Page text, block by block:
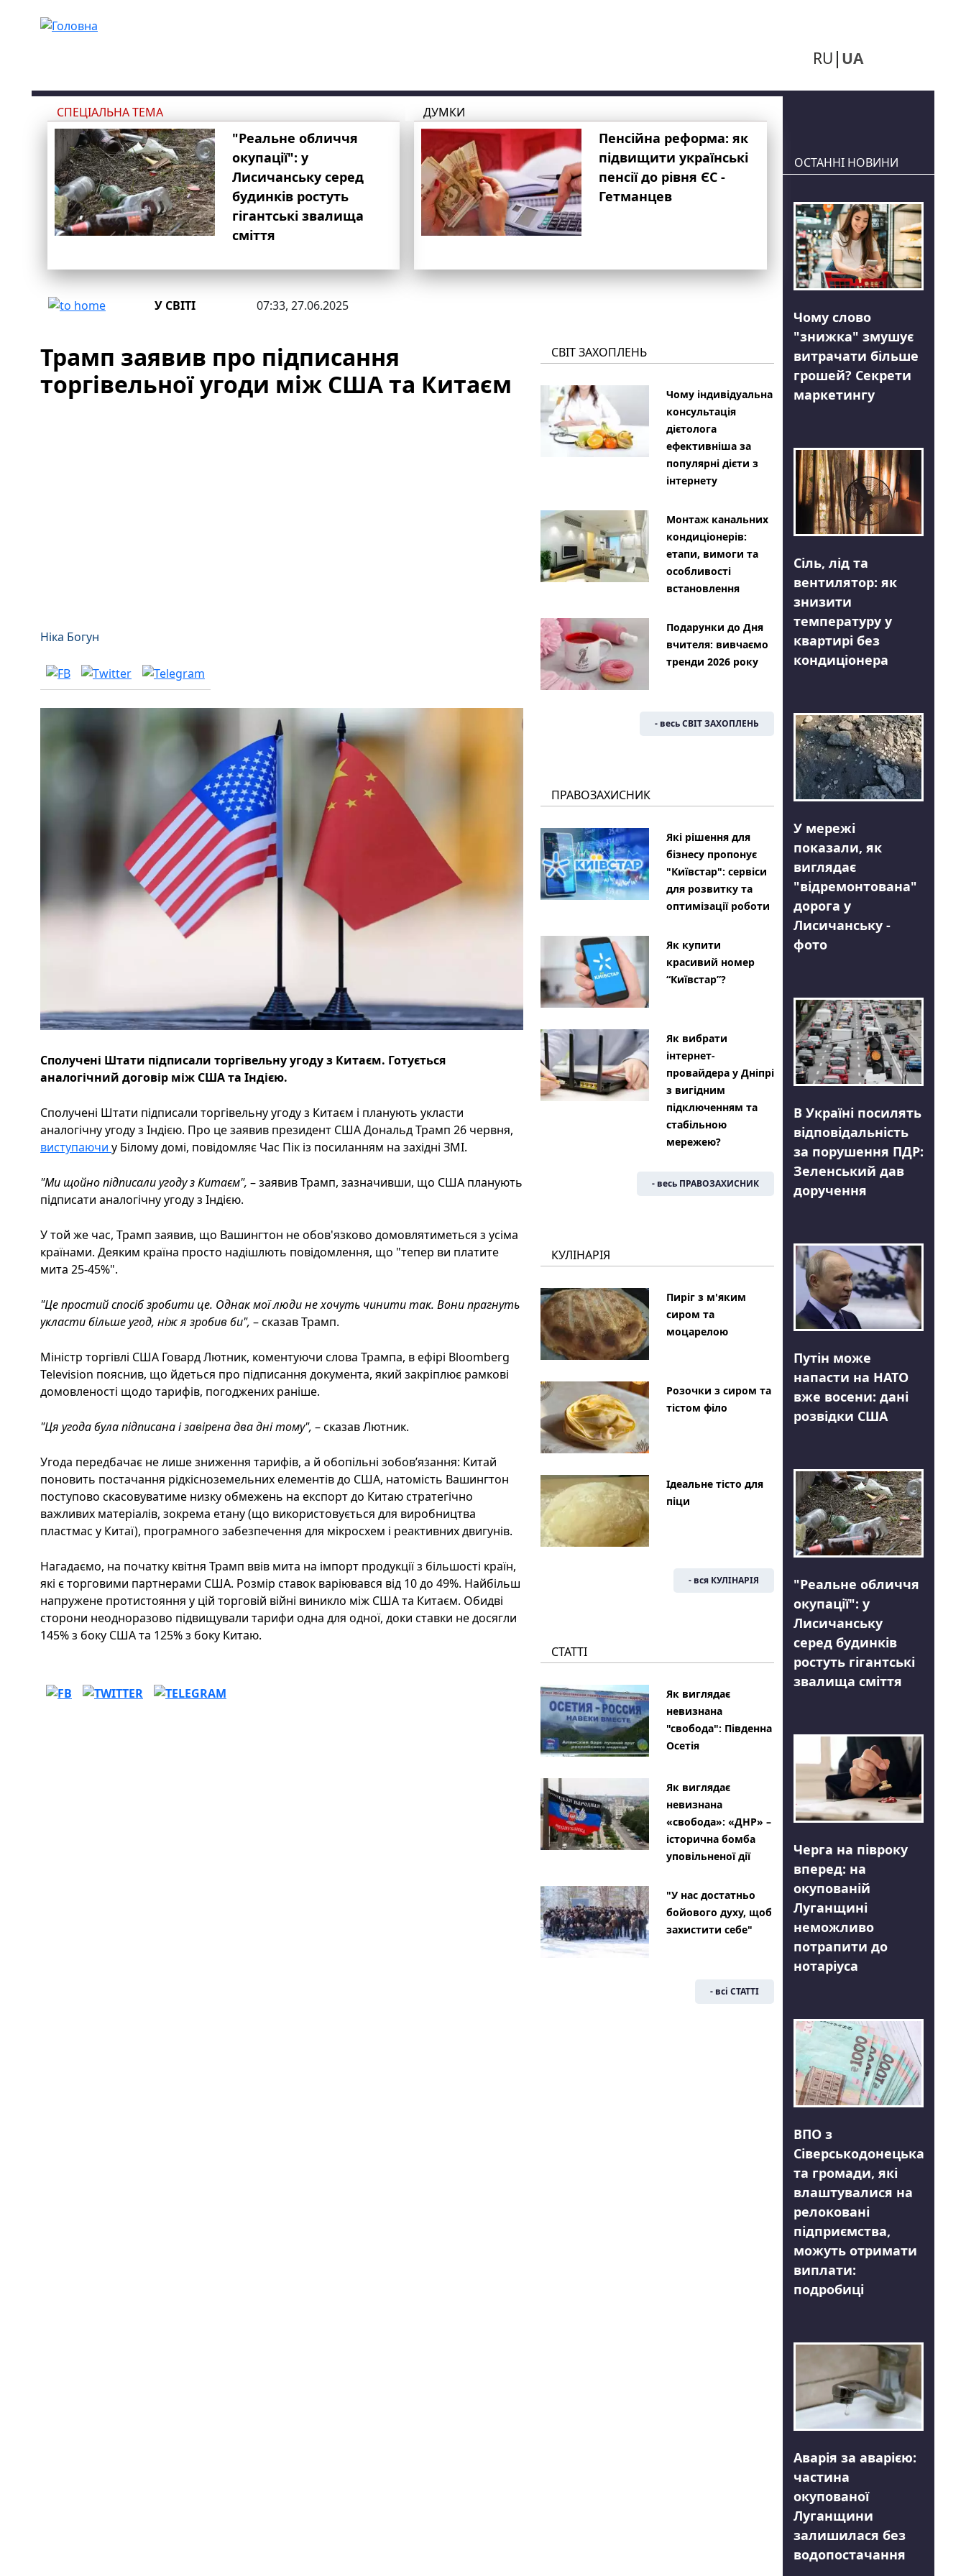
RU UA
СПЕЦІАЛЬНА ТЕМА
"Реальне обличчя
окупації": у
Лисичанську серед
будинків ростуть
гігантські звалища
сміття
ДУМКИ
Пенсійна реформа: як
підвищити українські
пенсії до рівня ЄС -
Гетманцев
У СВІТІ 07:33, 27.06.2025
Трамп заявив про підписання
торгівельної угоди між США та Китаєм
Ніка Богун
Сполучені Штати підписали торгівельну угоду з Китаєм. Готується
аналогічний договір між США та Індією.
Сполучені Штати підписали торгівельну угоду з Китаєм і планують укласти
аналогічну угоду з Індією. Про це заявив президент США Дональд Трамп 26 червня,
виступаючи у Білому домі, повідомляє Час Пік із посиланням на західні ЗМІ.
"Ми щойно підписали угоду з Китаєм", – заявив Трамп, зазначивши, що США планують
підписати аналогічну угоду з Індією.
У той же час, Трамп заявив, що Вашингтон не обов'язково домовлятиметься з усіма
країнами. Деяким країна просто надішлють повідомлення, що "тепер ви платите
мита 25-45%".
"Це простий спосіб зробити це. Однак мої люди не хочуть чинити так. Вони прагнуть
укласти більше угод, ніж я зробив би", – сказав Трамп.
Міністр торгівлі США Говард Лютник, коментуючи слова Трампа, в ефірі Bloomberg
Television пояснив, що йдеться про підписання документа, який закріплює рамкові
домовленості щодо тарифів, погоджених раніше.
"Ця угода була підписана і завірена два дні тому", – сказав Лютник.
Угода передбачає не лише зниження тарифів, а й обопільні зобов’язання: Китай
поновить постачання рідкісноземельних елементів до США, натомість Вашингтон
поступово скасовуватиме низку обмежень на експорт до Китаю стратегічно
важливих матеріалів, зокрема етану (що використовується для виробництва
пластмас у Китаї), програмного забезпечення для мікросхем і реактивних двигунів.
Нагадаємо, на початку квітня Трамп ввів мита на імпорт продукції з більшості країн,
які є торговими партнерами США. Розмір ставок варіювався від 10 до 49%. Найбільш
напружене протистояння у цій торговій війні виникло між США та Китаєм. Обидві
сторони неодноразово підвищували тарифи одна для одної, доки ставки не досягли
145% з боку США та 125% з боку Китаю.
СВІТ ЗАХОПЛЕНЬ
Чому індивідуальна
консультація
дієтолога
ефективніша за
популярні дієти з
інтернету
Монтаж канальних
кондиціонерів:
етапи, вимоги та
особливості
встановлення
Подарунки до Дня
вчителя: вивчаємо
тренди 2026 року
- весь СВІТ ЗАХОПЛЕНЬ
ПРАВОЗАХИСНИК
Які рішення для
бізнесу пропонує
"Київстар": сервіси
для розвитку та
оптимізації роботи
Як купити
красивий номер
“Київстар”?
Як вибрати
інтернет-
провайдера у Дніпрі
з вигідним
підключенням та
стабільною
мережею?
- весь ПРАВОЗАХИСНИК
КУЛІНАРІЯ
Пиріг з м'яким
сиром та
моцарелою
Розочки з сиром та
тістом філо
Ідеальне тісто для
піци
- вся КУЛІНАРІЯ
СТАТТІ
Як виглядає
невизнана
"свобода": Південна
Осетія
Як виглядає
невизнана
«свобода»: «ДНР» –
історична бомба
уповільненої дії
"У нас достатньо
бойового духу, щоб
захистити себе"
- всі СТАТТІ
ОСТАННІ НОВИНИ
Чому слово
"знижка" змушує
витрачати більше
грошей? Секрети
маркетингу
Сіль, лід та
вентилятор: як
знизити
температуру у
квартирі без
кондиціонера
У мережі
показали, як
виглядає
"відремонтована"
дорога у
Лисичанську -
фото
В Україні посилять
відповідальність
за порушення ПДР:
Зеленський дав
доручення
Путін може
напасти на НАТО
вже восени: дані
розвідки США
"Реальне обличчя
окупації": у
Лисичанську
серед будинків
ростуть гігантські
звалища сміття
Черга на півроку
вперед: на
окупованій
Луганщині
неможливо
потрапити до
нотаріуса
ВПО з
Сіверськодонецька
та громади, які
влаштувалися на
релоковані
підприємства,
можуть отримати
виплати:
подробиці
Аварія за аварією:
частина
окупованої
Луганщини
залишилася без
водопостачання